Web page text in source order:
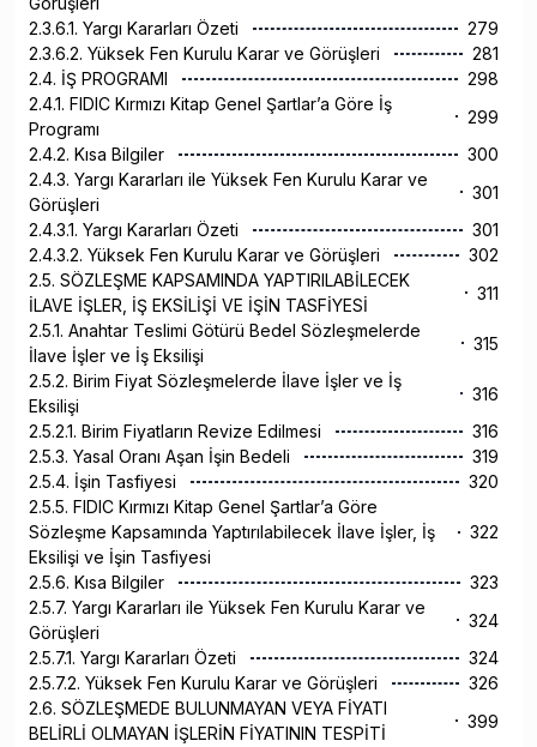
2.3.6.1. Yargı Kararları Özeti
279
2.3.6.2. Yüksek Fen Kurulu Karar ve Görüşleri
281
2.4. İŞ PROGRAMI
298
2.4.1. FIDIC Kırmızı Kitap Genel Şartlar’a Göre İş
Programı
299
2.4.2. Kısa Bilgiler
300
2.4.3. Yargı Kararları ile Yüksek Fen Kurulu Karar ve
Görüşleri
301
2.4.3.1. Yargı Kararları Özeti
301
2.4.3.2. Yüksek Fen Kurulu Karar ve Görüşleri
302
2.5. SÖZLEŞME KAPSAMINDA YAPTIRILABİLECEK
İLAVE İŞLER, İŞ EKSİLİŞİ VE İŞİN TASFİYESİ
311
2.5.1. Anahtar Teslimi Götürü Bedel Sözleşmelerde
İlave İşler ve İş Eksilişi
315
2.5.2. Birim Fiyat Sözleşmelerde İlave İşler ve İş
Eksilişi
316
2.5.2.1. Birim Fiyatların Revize Edilmesi
316
2.5.3. Yasal Oranı Aşan İşin Bedeli
319
2.5.4. İşin Tasfiyesi
320
2.5.5. FIDIC Kırmızı Kitap Genel Şartlar’a Göre
Sözleşme Kapsamında Yaptırılabilecek İlave İşler, İş
Eksilişi ve İşin Tasfiyesi
322
2.5.6. Kısa Bilgiler
323
2.5.7. Yargı Kararları ile Yüksek Fen Kurulu Karar ve
Görüşleri
324
2.5.7.1. Yargı Kararları Özeti
324
2.5.7.2. Yüksek Fen Kurulu Karar ve Görüşleri
326
2.6. SÖZLEŞMEDE BULUNMAYAN VEYA FİYATI
BELİRLİ OLMAYAN İŞLERİN FİYATININ TESPİTİ
399